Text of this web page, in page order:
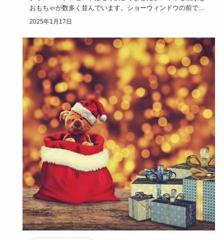
おもちゃが数多く並んでいます。ショーウィンドウの前であ
れも良い、これ…
2025年1月17日